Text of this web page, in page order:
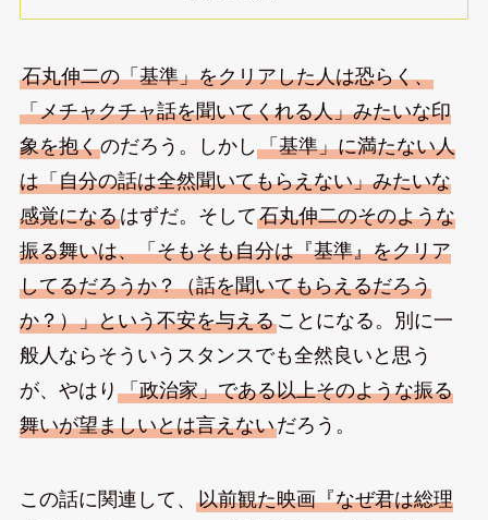
石丸伸二の「基準」をクリアした人は恐らく、
「メチャクチャ話を聞いてくれる人」みたいな印
象を抱くのだろう。しかし 「基準」に満たない人
は「自分の話は全然聞いてもらえない」みたいな
感覚になるはずだ。そして石丸伸二のそのような
振る舞いは、「そもそも自分は『基準』をクリア
してるだろうか？（話を聞いてもらえるだろう
か？）」という不安を与えることになる。別に一
般人ならそういうスタンスでも全然良いと思う
が、やはり 「政治家」である以上そのような振る
舞いが望ましいとは言えないだろう。
この話に関連して、 以前観た映画『なぜ君は総理